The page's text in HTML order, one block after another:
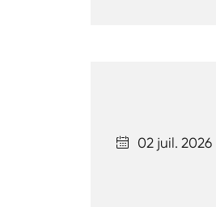
 02 juil. 2026